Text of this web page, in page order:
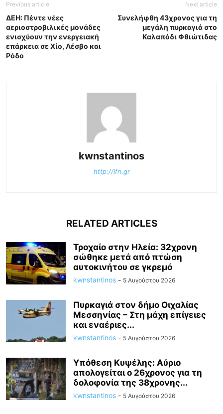
Previous article
ΔΕΗ: Πέντε νέες
αεριοστροβιλικές μονάδες
ενισχύουν την ενεργειακή
επάρκεια σε Χίο, Λέσβο και
Ρόδο
Next article
Συνελήφθη 43χρονος για τη
μεγάλη πυρκαγιά στο
Καλαπόδι Φθιώτιδας
kwnstantinos
http://ifn.gr
RELATED ARTICLES
Τροχαίο στην Ηλεία: 32χρονη
σώθηκε μετά από πτώση
αυτοκινήτου σε γκρεμό
kwnstantinos - 5 Αυγούστου 2026
Πυρκαγιά στον δήμο Οιχαλίας
Μεσσηνίας – Στη μάχη επίγειες
και εναέριες...
kwnstantinos - 5 Αυγούστου 2026
Υπόθεση Κυψέλης: Αύριο
απολογείται ο 26χρονος για τη
δολοφονία της 38χρονης...
kwnstantinos - 5 Αυγούστου 2026